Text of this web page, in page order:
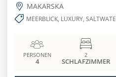
MAKARSKA
MEERBLICK, LUXURY,
PERSONEN
4
2
SCHLAFZIMMER